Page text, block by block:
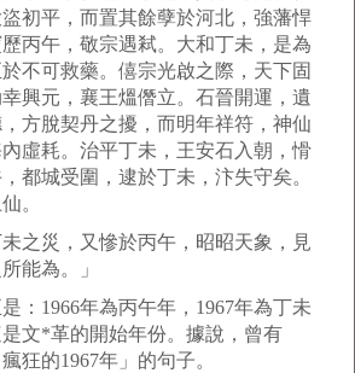
初平，而置其餘孽於河北，強藩悍
丙午，敬宗遇弒。大和丁未，是為
不可救藥。僖宗光啟之際，天下固
興元，襄王熅僭立。石晉開運，遺
方脫契丹之擾，而明年祥符，神仙
虛耗。治平丁未，王安石入朝，愲
都城受圍，逮於丁未，汴失守矣。
。
之災，又慘於丙午，昭昭天象，見
能為。」
：1966年為丙午年，1967年為丁未
文*革的開始年份。據說，曾有
狂的1967年」的句子。